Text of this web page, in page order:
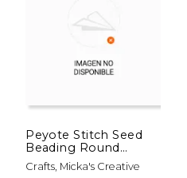
Peyote Stitch Seed
Beading Round
Graph Paper: Bonus
Materials List Pages
Crafts, Micka's Creative